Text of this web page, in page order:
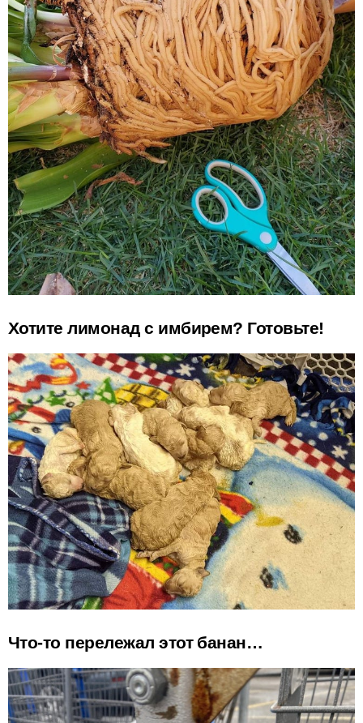
Хотите лимонад с имбирем? Готовьте!
Что-то перележал этот банан…